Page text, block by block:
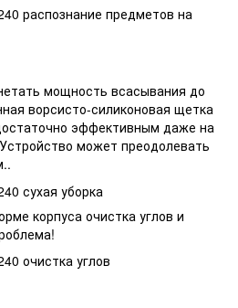
мощность всасывания до
ворсисто-силиконовая щетка
эффективным даже на
может преодолевать
корпуса очистка углов и